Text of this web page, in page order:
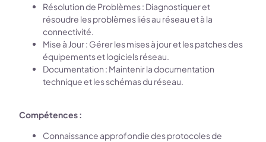
Résolution de Problèmes : Diagnostiquer et
résoudre les problèmes liés au réseau et à la
connectivité.
Mise à Jour : Gérer les mises à jour et les patches des
équipements et logiciels réseau.
Documentation : Maintenir la documentation
technique et les schémas du réseau.
Compétences :
Connaissance approfondie des protocoles de